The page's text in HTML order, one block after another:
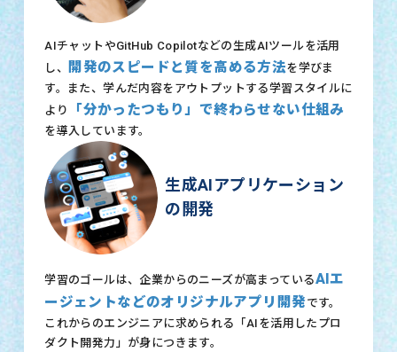
AIチャットやGitHub Copilotなどの生成AIツールを活用
し、
開発のスピードと質を高める方法を学びま
す。また、学んだ内容をアウトプットする学習スタイルに
より
「分かったつもり」で終わらせない仕組み
を導入しています。
生成AIアプリケーション
の開発
学習のゴールは、企業からのニーズが高まっているAIエ
ージェントなどのオリジナルアプリ開発です。
これからのエンジニアに求められる「AIを活用したプロ
ダクト開発力」が身につきます。